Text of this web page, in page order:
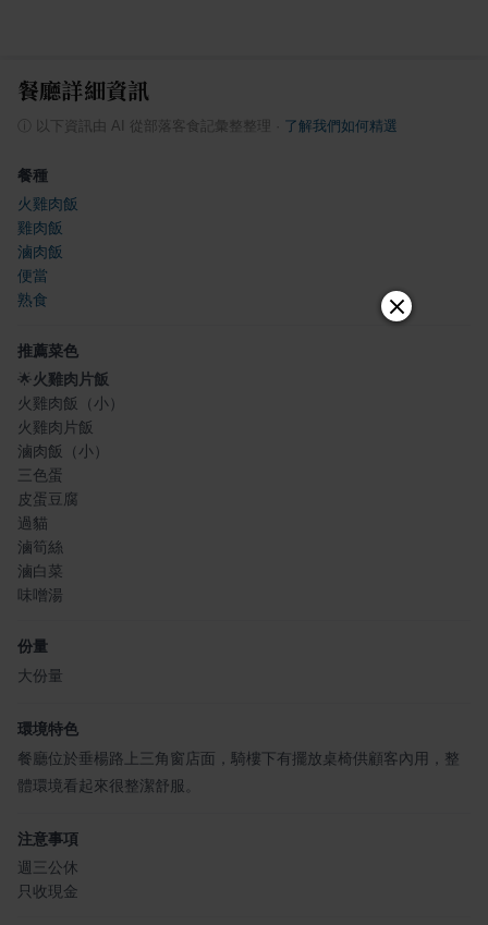
餐廳詳細資訊
以下資訊由 AI 從部落客食記彙整整理 了解我們如何精選
餐種
火雞肉飯
雞肉飯
滷肉飯
便當
熟食
推薦菜色
🌟火雞肉片飯
火雞肉飯（小）
火雞肉片飯
滷肉飯（小）
三色蛋
皮蛋豆腐
過貓
滷筍絲
滷白菜
味噌湯
份量
大份量
環境特色
餐廳位於垂楊路上三角窗店面，騎樓下有擺放桌椅供顧客內用，整
體環境看起來很整潔舒服。
注意事項
週三公休
只收現金